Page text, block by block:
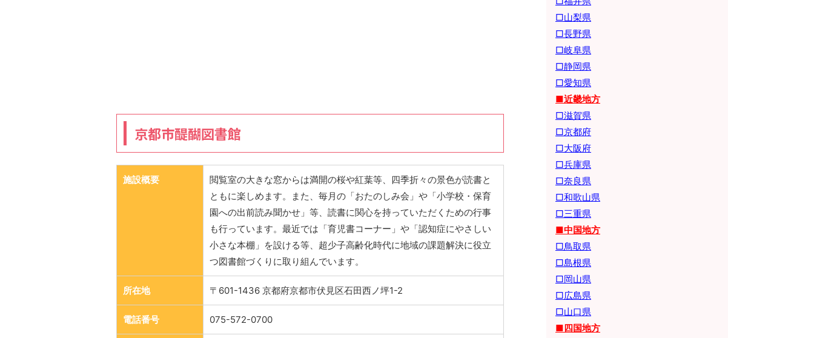
京都市醍醐図書館
施設概要
閲覧室の大きな窓からは満開の桜や紅葉等、四季折々の景色が読書と
ともに楽しめます。また、毎月の「おたのしみ会」や「小学校・保育
園への出前読み聞かせ」等、読書に関心を持っていただくための行事
も行っています。最近では「育児書コーナー」や「認知症にやさしい
小さな本棚」を設ける等、超少子高齢化時代に地域の課題解決に役立
つ図書館づくりに取り組んでいます。
所在地 〒601-1436 京都府京都市伏見区石田西ノ坪1-2
電話番号 075-572-0700
□山梨県
□長野県
□岐阜県
□静岡県
□愛知県
■近畿地方
□滋賀県
□京都府
□大阪府
□兵庫県
□奈良県
□和歌山県
□三重県
■中国地方
□鳥取県
□島根県
□岡山県
□広島県
□山口県
■四国地方